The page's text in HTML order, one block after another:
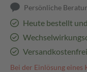
Persönliche
Heute bestellt
Bei der Einlösung eines